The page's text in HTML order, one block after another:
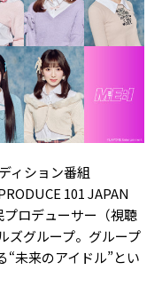
ィション番組
101 JAPAN
プロデューサー（視聴
ズグループ。グループ
“未来のアイドル”とい